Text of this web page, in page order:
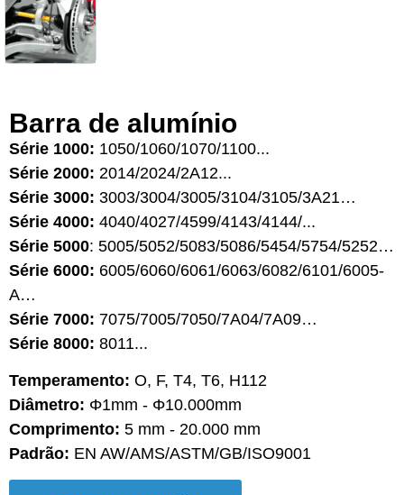
Barra de alumínio
Série 1000: 1050/1060/1070/1100...
Série 2000: 2014/2024/2A12...
Série 3000: 3003/3004/3005/3104/3105/3A21…
Série 4000: 4040/4027/4599/4143/4144/...
Série 5000: 5005/5052/5083/5086/5454/5754/5252…
Série 6000: 6005/6060/6061/6063/6082/6101/6005-
A…
Série 7000: 7075/7005/7050/7A04/7A09…
Série 8000: 8011...
Temperamento: O, F, T4, T6, H112
Diâmetro: Φ1mm - Φ10.000mm
Comprimento: 5 mm - 20.000 mm
Padrão: EN AW/AMS/ASTM/GB/ISO9001